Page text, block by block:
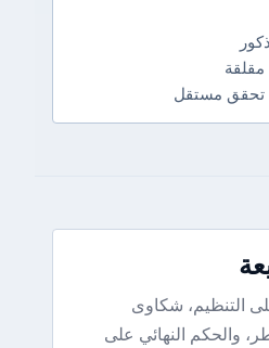
تحقق مستقل
التنظيم، شكاوى
والحكم النهائي على